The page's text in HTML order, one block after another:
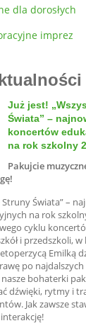
dla dorosłych
imprez
Już jest!
Świata” –
koncertów
na rok szkolny
Pakujcie
Struny Świata” –
na rok
cyklu
i przedszkoli,
Emilką
po
bohaterki
dźwięki, rytmy i
Jak zawsze